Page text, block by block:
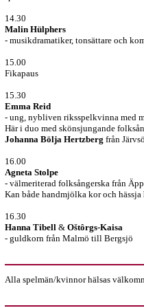
14.30
Malin Hülphers
- musikdramatiker, tonsättare och
15.00
Fikapaus
15.30
Emma Reid
- ung, nybliven riksspelkvinna med
Här i duo med skönsjungande
Johanna Bölja Hertzberg från Järvsö
16.00
Agneta Stolpe
- välmeriterad folksångerska från
Kan både handmjölka kor och hässja
16.30
Hanna Tibell & Oštôrgs-Kaisa
- guldkorn från Malmö till Bergsjö
Alla spelmän/kvinnor hälsas